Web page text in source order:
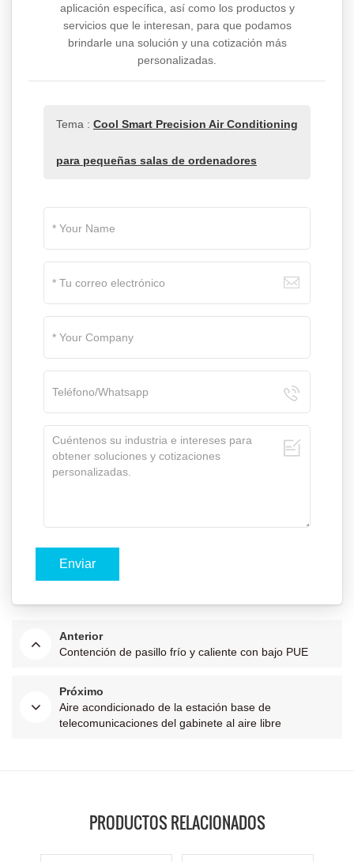
aplicación específica, así como los productos y
servicios que le interesan, para que podamos
brindarle una solución y una cotización más
personalizadas.
Tema : Cool Smart Precision Air Conditioning
para pequeñas salas de ordenadores
Anterior
Contención de pasillo frío y caliente con bajo PUE
Próximo
Aire acondicionado de la estación base de
telecomunicaciones del gabinete al aire libre
PRODUCTOS RELACIONADOS